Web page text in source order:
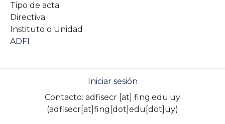
Tipo de acta
Directiva
Instituto o Unidad
ADFI
Iniciar sesión
Contacto: adfisecr [at] fing.edu.uy
(adfisecr[at]fing[dot]edu[dot]uy)